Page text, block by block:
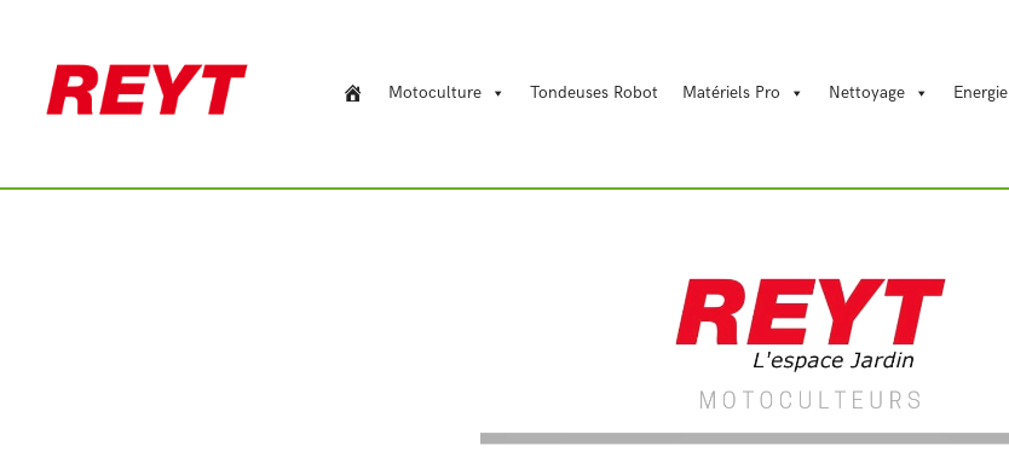
Motoculture Tondeuses Robot Matériels Pro Nettoyage Energie
Matériels Pro
Nettoyage